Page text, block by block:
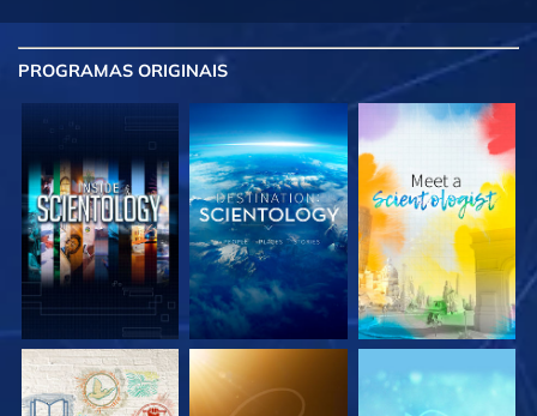
PROGRAMAS ORIGINAIS